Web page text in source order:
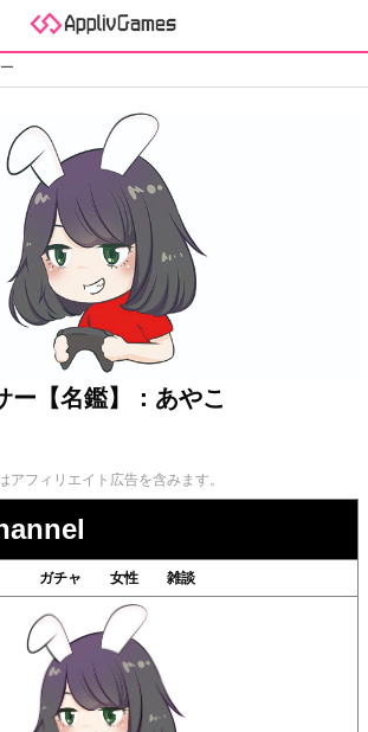
ー【名鑑】：あやこ
アフィリエイト広告を含みます。
ガチャ 女性 雑談